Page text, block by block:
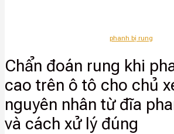
phanh bị rung
Chẩn đoán rung khi
cao trên ô tô cho chủ
nguyên nhân từ đĩa
và cách xử lý đúng